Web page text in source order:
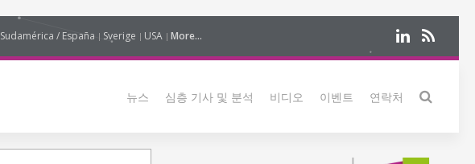
Sudamérica / España Sverige USA More...
뉴스 심층 기사 및 분석 비디오 이벤트 연락처